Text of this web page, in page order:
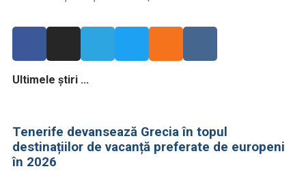
Ultimele știri ...
Tenerife devansează Grecia în topul
destinațiilor de vacanță preferate de europeni
în 2026